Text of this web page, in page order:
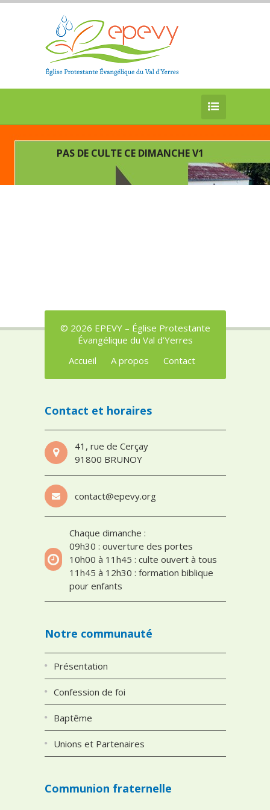
PAS DE CULTE CE DIMANCHE V1
© 2026 EPEVY – Église Protestante
Évangélique du Val d’Yerres
Accueil
A propos Contact
Contact et horaires
41, rue de Cerçay
91800 BRUNOY
contact@epevy.org
Chaque dimanche :
09h30 : ouverture des portes
10h00 à 11h45 : culte ouvert à tous
11h45 à 12h30 : formation biblique
pour enfants
Notre communauté
Présentation
Confession de foi
Baptême
Unions et Partenaires
Communion fraternelle